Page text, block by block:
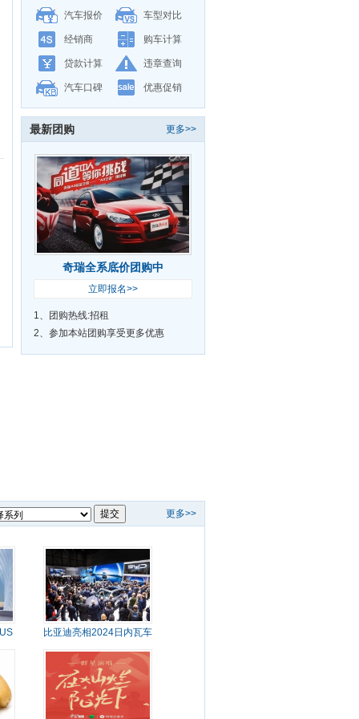
汽车报价 车型对比
经销商 购车计算
贷款计算 违章查询
汽车口碑 优惠促销
更多>>
最新团购
奇瑞全系底价团购中
立即报名>>
1、团购热线:招租
2、参加本站团购享受更多优惠
更多>>
比亚迪亮相2024日内瓦车